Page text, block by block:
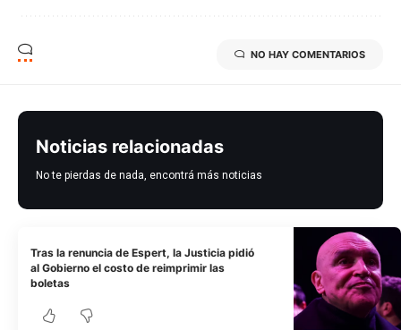
NO HAY COMENTARIOS
Noticias relacionadas
No te pierdas de nada, encontrá más noticias
Tras la renuncia de Espert, la Justicia pidió
al Gobierno el costo de reimprimir las
boletas